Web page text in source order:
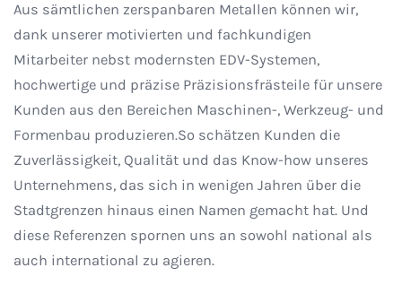
Aus sämtlichen zerspanbaren Metallen können wir,
dank unserer motivierten und fachkundigen
Mitarbeiter nebst modernsten EDV-Systemen,
hochwertige und präzise Präzisionsfrästeile für unsere
Kunden aus den Bereichen Maschinen-, Werkzeug- und
Formenbau produzieren.So schätzen Kunden die
Zuverlässigkeit, Qualität und das Know-how unseres
Unternehmens, das sich in wenigen Jahren über die
Stadtgrenzen hinaus einen Namen gemacht hat. Und
diese Referenzen spornen uns an sowohl national als
auch international zu agieren.